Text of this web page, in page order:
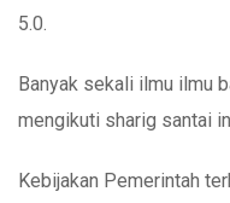
5.0.
Banyak sekali ilmu ilmu
mengikuti sharig santai
Kebijakan Pemerintah